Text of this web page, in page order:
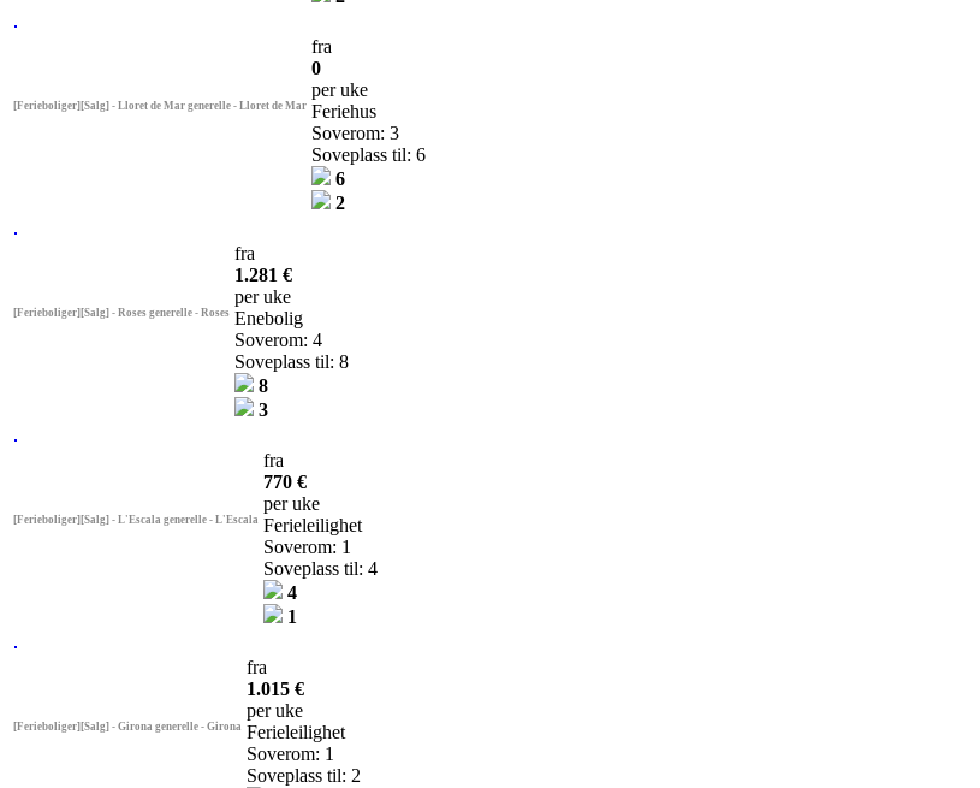
[Ferieboliger][Salg] - Lloret de Mar generelle - Lloret de Mar
fra
0
per uke
Feriehus
Soverom: 3
Soveplass til: 6
6
2
[Ferieboliger][Salg] - Roses generelle - Roses
fra
1.281 €
per uke
Enebolig
Soverom: 4
Soveplass til: 8
8
3
[Ferieboliger][Salg] - L'Escala generelle - L'Escala
fra
770 €
per uke
Ferieleilighet
Soverom: 1
Soveplass til: 4
4
1
[Ferieboliger][Salg] - Girona generelle - Girona
fra
1.015 €
per uke
Ferieleilighet
Soverom: 1
Soveplass til: 2